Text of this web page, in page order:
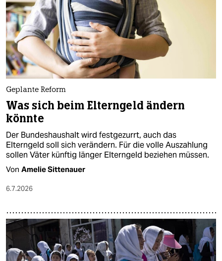
Geplante Reform
Was sich beim Elterngeld ändern
könnte
Der Bundeshaushalt wird festgezurrt, auch das
Elterngeld soll sich verändern. Für die volle Auszahlung
sollen Väter künftig länger Elterngeld beziehen müssen.
Von Amelie Sittenauer
6.7.2026